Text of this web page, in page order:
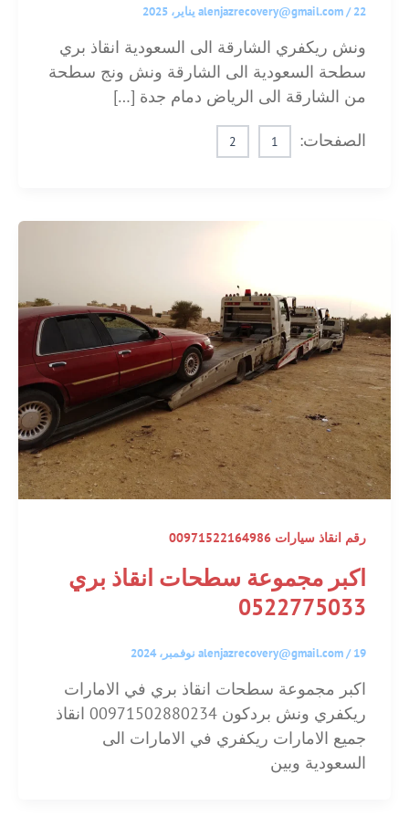
alenjazrecovery@gmail.com/22 يناير، 2025
ونش ريكفري الشارقة الى السعودية انقاذ بري
سطحة السعودية الى الشارقة ونش ونج سطحة
من الشارقة الى الرياض دمام جدة […]
الصفحات: 1
2
رقم انقاذ سيارات 00971522164986
اكبر مجموعة سطحات انقاذ بري
0522775033
alenjazrecovery@gmail.com/19 نوفمبر، 2024
اكبر مجموعة سطحات انقاذ بري في الامارات
ريكفري ونش بردكون 00971502880234 انقاذ
جميع الامارات ريكفري في الامارات الى
السعودية وبين